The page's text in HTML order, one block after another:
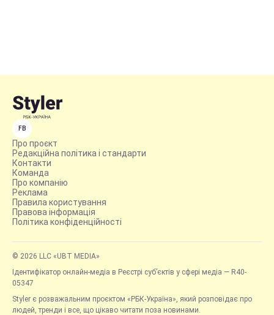
FB
Про проєкт
Редакційна політика і стандарти
Контакти
Команда
Про компанію
Реклама
Правила користування
Правова інформація
Політика конфіденційності
© 2026 LLC «UBT MEDIA»
Ідентифікатор онлайн-медіа в Реєстрі суб’єктів у сфері медіа — R40-
05347
Styler є розважальним проєктом «РБК-Україна», який розповідає про
людей, тренди і все, що цікаво читати поза новинами.